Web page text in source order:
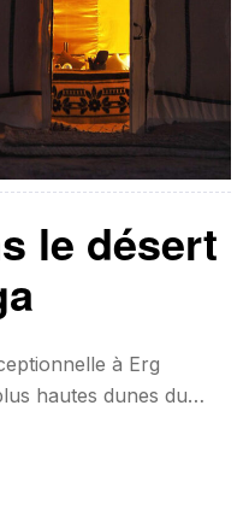
le désert
à Erg
hautes dunes du
Ce paysage sauvage
la magie intemporelle